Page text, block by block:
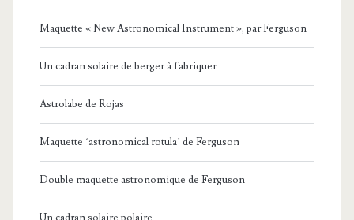
Maquette « New Astronomical Instrument », par Ferguson
Un cadran solaire de berger à fabriquer
Astrolabe de Rojas
Maquette ‘astronomical rotula’ de Ferguson
Double maquette astronomique de Ferguson